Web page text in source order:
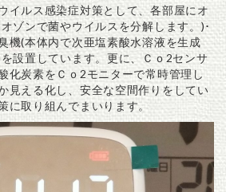
ルス感染症対策として、各部屋にオ
ゾンで菌やウイルスを分解します。)･
機(本体内で次亜塩素酸水溶液を生成
設置しています。更に、Ｃｏ2センサ
化炭素をＣｏ2モニターで常時管理し
見える化し、安全な空間作りをしてい
に取り組んでまいります。